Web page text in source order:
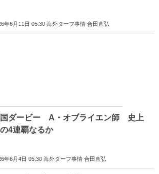
年6月11日 05:30 海外ターフ事情 合田直弘
ダービー A・オブライエン師 史上
4連覇なるか
年6月4日 05:30 海外ターフ事情 合田直弘